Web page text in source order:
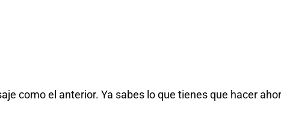
como el anterior. Ya sabes lo que tienes que hacer